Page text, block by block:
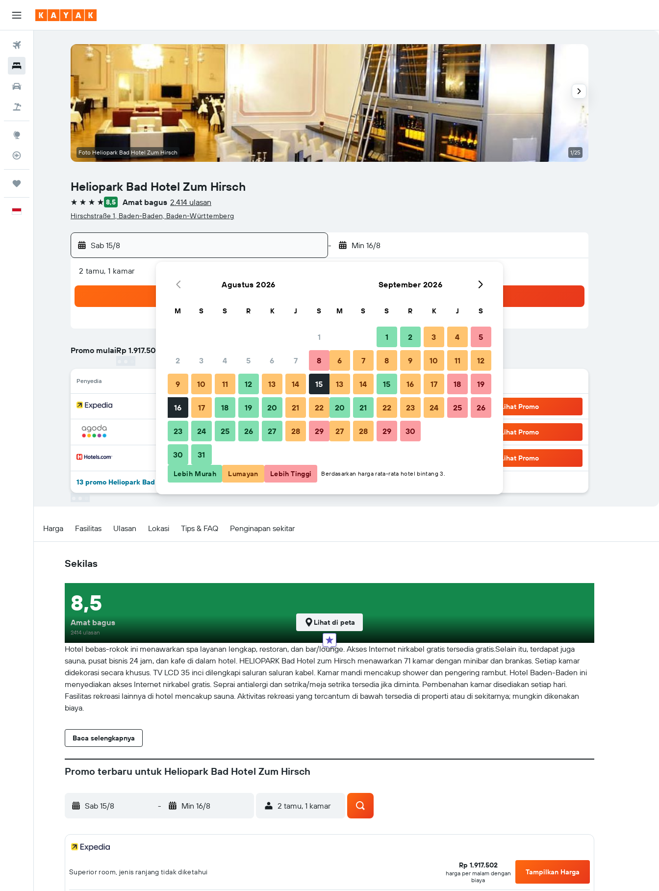
Tiket Pesawat
Pantau Pesawat
Bahasa Indonesia
Heliopark Bad Hotel Zum Hirsch
bintang 4 8,5 Amat bagus 2.414 ulasan
Hirschstraße 1, Baden-Baden, Baden-Württemberg
Sab 15/8 - Min 16/8
2 tamu, 1 kamar
Promo mulaiRp 1.917.502
Penyedia Total per malam
Rp 1.917.502 Lihat Promo
Rp 1.959.556 Lihat Promo
Lihat Promo
13 promo Heliopark Bad Hotel Zum Hirsch lagi
Foto Heliopark Bad Hotel Zum Hirsch 1/25
Harga Fasilitas Ulasan Lokasi Tips & FAQ Penginapan sekitar
Sekilas
Hotel bebas-rokok ini menawarkan spa layanan lengkap, restoran, dan bar/lounge. Akses Internet nirkabel gratis tersedia gratis.Selain itu, terdapat juga
sauna, pusat bisnis 24 jam, dan kafe di dalam hotel. HELIOPARK Bad Hotel zum Hirsch menawarkan 71 kamar dengan minibar dan brankas. Setiap kamar
didekorasi secara khusus. TV LCD 35 inci dilengkapi saluran saluran kabel. Kamar mandi mencakup shower dan pengering rambut. Hotel Baden-Baden ini
menyediakan akses Internet nirkabel gratis. Seprai antialergi dan setrika/meja setrika tersedia jika diminta. Pembenahan kamar disediakan setiap hari.
Fasilitas rekreasi lainnya di hotel mencakup sauna. Aktivitas rekreasi yang tercantum di bawah tersedia di properti atau di sekitarnya; mungkin dikenakan
biaya.
Baca selengkapnya
8,5
Amat bagus
2414 ulasan
Lihat di peta
Promo terbaru untuk Heliopark Bad Hotel Zum Hirsch
Sab 15/8 - Min 16/8 2 tamu, 1 kamar
Superior room, jenis ranjang tidak diketahui
Rp 1.917.502
harga per malam dengan
biaya
Tampilkan Harga
Agustus 2026
M S S R K J S
1
2 3 4 5 6 7 8
9 10 11 12 13 14 15
16 17 18 19 20 21 22
23 24 25 26 27 28 29
30 31
September 2026
M S S R K J S
1 2 3 4 5
6 7 8 9 10 11 12
13 14 15 16 17 18 19
20 21 22 23 24 25 26
27 28 29 30
Lebih Murah Lumayan Lebih Tinggi Berdasarkan harga rata-rata hotel bintang 3.